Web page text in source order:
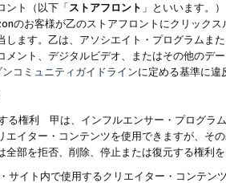
ント（以下「ストアフロント 」といいます。
のお客様が乙のストアフロントにクリック
します。乙は、アソシエイト・プログラム
メント、デジタルビデオ、またはその他のデ
ンコミュニティガイドラインに定める基準に違
る権利 甲は、インフルエンサー・プログラ
エイター・コンテンツを使用できますが、そ
全部を拒否、削除、停止または復元する権利
イト内で使用するクリエイター・コンテン